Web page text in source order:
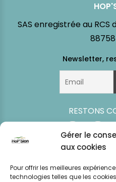
Gérer le
aux cookies
Pour offrir les meilleures
technologies telles que les
SAS enregistrée au RCS
RESTONS